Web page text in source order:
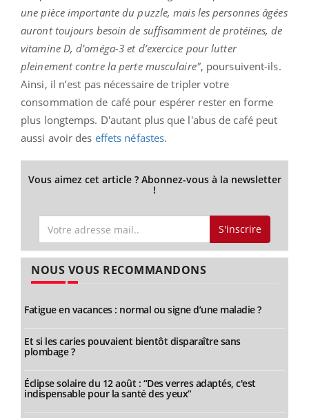
une pièce importante du puzzle, mais les personnes âgées
auront toujours besoin de suffisamment de protéines, de
vitamine D, d’oméga-3 et d’exercice pour lutter
pleinement contre la perte musculaire", poursuivent-ils.
Ainsi, il n’est pas nécessaire de tripler votre
consommation de café pour espérer rester en forme
plus longtemps. D'autant plus que l'abus de café peut
aussi avoir des effets néfastes.
Vous aimez cet article ? Abonnez-vous à la newsletter
!
S'inscrire
NOUS VOUS RECOMMANDONS
Fatigue en vacances : normal ou signe d’une maladie ?
Et si les caries pouvaient bientôt disparaître sans
plombage ?
Éclipse solaire du 12 août : “Des verres adaptés, c'est
indispensable pour la santé des yeux”